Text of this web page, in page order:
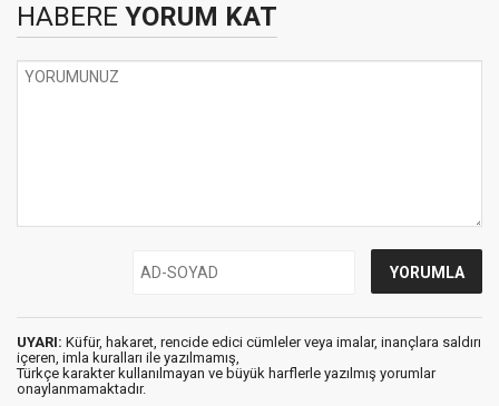
HABERE YORUM KAT
UYARI: Küfür, hakaret, rencide edici cümleler veya imalar, inançlara saldırı
içeren, imla kuralları ile yazılmamış,
Türkçe karakter kullanılmayan ve büyük harflerle yazılmış yorumlar
onaylanmamaktadır.